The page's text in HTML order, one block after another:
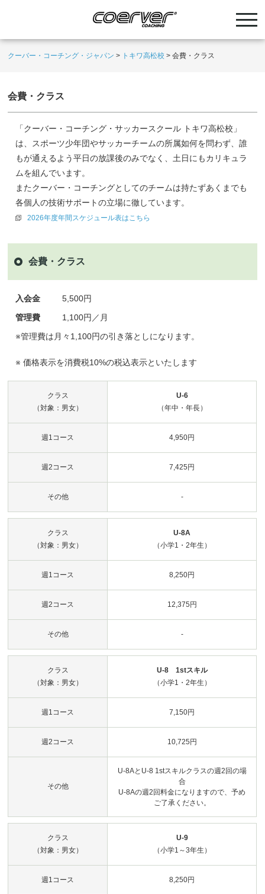
クーバー・コーチング・ジャパン > トキワ高松校 >会費・クラス
会費・クラス
「クーバー・コーチング・サッカースクール トキワ高松校」
は、スポーツ少年団やサッカーチームの所属如何を問わず、誰
もが通えるよう平日の放課後のみでなく、土日にもカリキュラ
ムを組んでいます。
またクーバー・コーチングとしてのチームは持たずあくまでも
各個人の技術サポートの立場に徹しています。
2026年度年間スケジュール表はこちら
会費・クラス
入会金
5,500円
管理費
1,100円／月
※管理費は月々1,100円の引き落としになります。
※ 価格表示を消費税10%の税込表示といたします
クラス
（対象：男女）
U-6
（年中・年長）
週1コース 4,950円
週2コース 7,425円
その他 -
クラス
（対象：男女）
U-8A
（小学1・2年生）
週1コース 8,250円
週2コース 12,375円
その他 -
クラス
（対象：男女）
U-8 1stスキル
（小学1・2年生）
週1コース 7,150円
週2コース 10,725円
その他
U-8AとU-8 1stスキルクラスの週2回の場
合
U-8Aの週2回料金になりますので、予め
ご了承ください。
クラス
（対象：男女）
U-9
（小学1～3年生）
週1コース 8,250円